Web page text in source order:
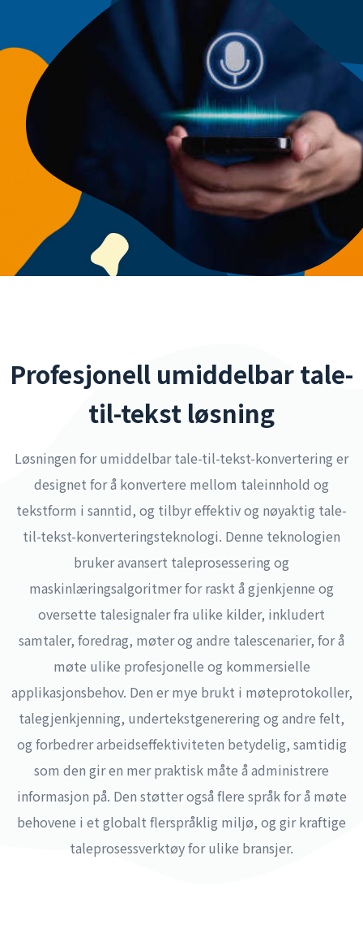
Profesjonell umiddelbar tale-
til-tekst løsning
Løsningen for umiddelbar tale-til-tekst-konvertering er
designet for å konvertere mellom taleinnhold og
tekstform i sanntid, og tilbyr effektiv og nøyaktig tale-
til-tekst-konverteringsteknologi. Denne teknologien
bruker avansert taleprosessering og
maskinlæringsalgoritmer for raskt å gjenkjenne og
oversette talesignaler fra ulike kilder, inkludert
samtaler, foredrag, møter og andre talescenarier, for å
møte ulike profesjonelle og kommersielle
applikasjonsbehov. Den er mye brukt i møteprotokoller,
talegjenkjenning, undertekstgenerering og andre felt,
og forbedrer arbeidseffektiviteten betydelig, samtidig
som den gir en mer praktisk måte å administrere
informasjon på. Den støtter også flere språk for å møte
behovene i et globalt flerspråklig miljø, og gir kraftige
taleprosessverktøy for ulike bransjer.